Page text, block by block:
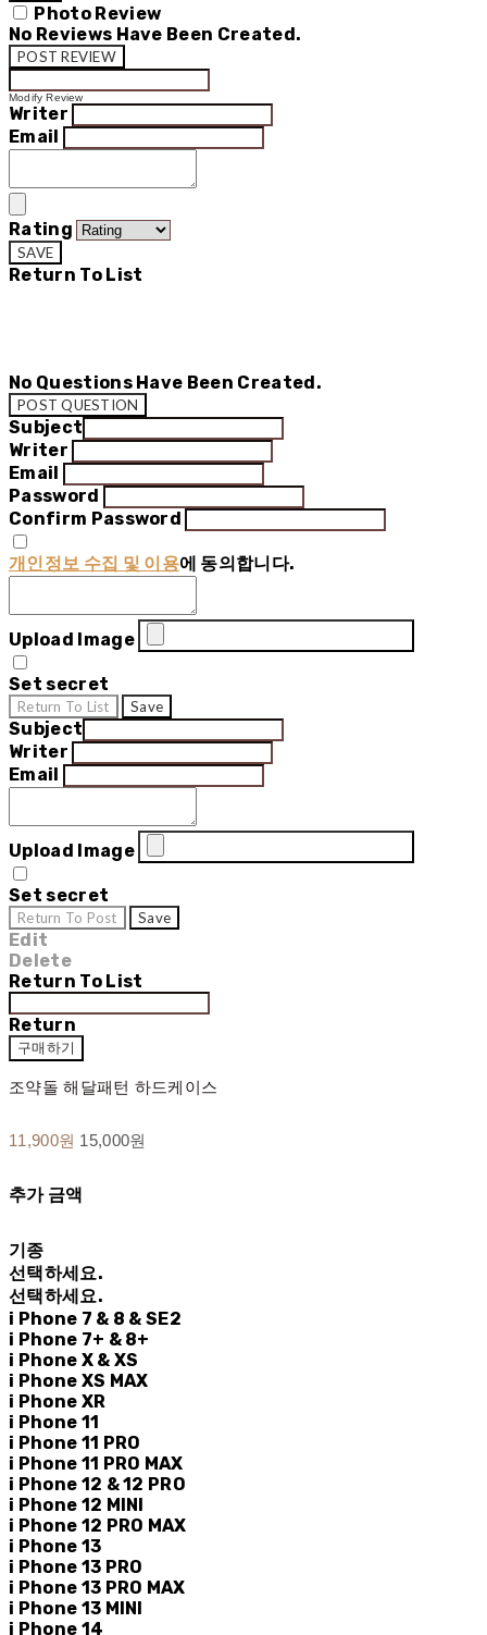
Photo Review
No Reviews Have Been Created.
POST REVIEW
Modify Review
Writer
Email
Rating
SAVE
Return To List
No Questions Have Been Created.
POST QUESTION
Subject
Writer
Email
Password
Confirm Password
개인정보 수집 및 이용에 동의합니다.
Upload Image
Set secret
Return To List Save
Subject
Writer
Email
Upload Image
Set secret
Return To Post Save
Edit
Delete
Return To List
Return
구매하기
조약돌 해달패턴 하드케이스
11,900원 15,000원
추가 금액
기종
선택하세요.
선택하세요.
i Phone 7 & 8 & SE2
i Phone 7+ & 8+
i Phone X & XS
i Phone XS MAX
i Phone XR
i Phone 11
i Phone 11 PRO
i Phone 11 PRO MAX
i Phone 12 & 12 PRO
i Phone 12 MINI
i Phone 12 PRO MAX
i Phone 13
i Phone 13 PRO
i Phone 13 PRO MAX
i Phone 13 MINI
i Phone 14